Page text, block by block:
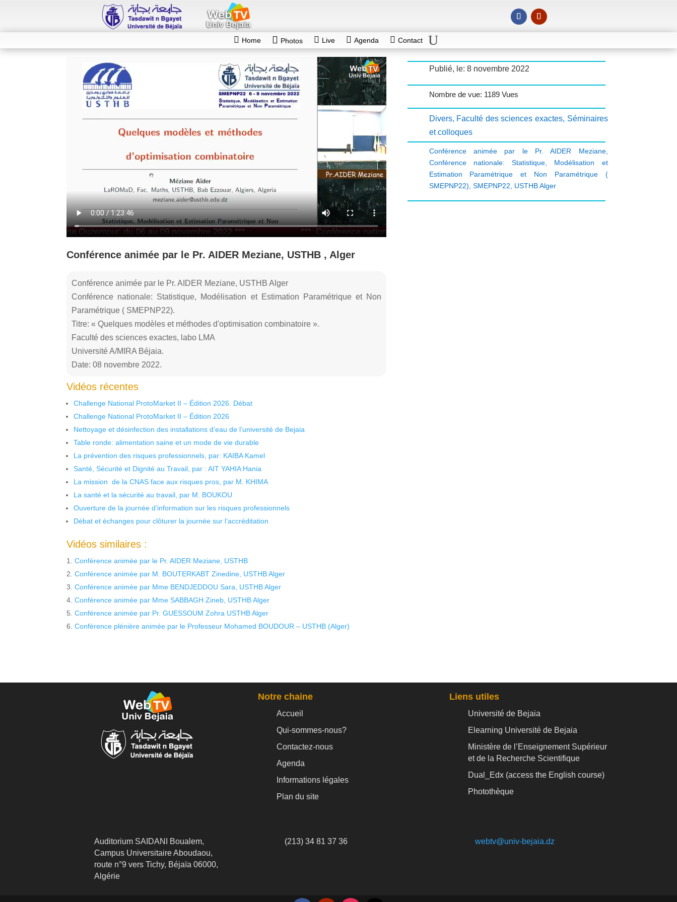
Home Photos Live Agenda Contact
Conférence animée par le Pr. AIDER Meziane, USTHB , Alger
Conférence animée par le Pr. AIDER Meziane, USTHB Alger
Conférence nationale: Statistique, Modélisation et Estimation Paramétrique et Non
Paramétrique ( SMEPNP22).
Titre: « Quelques modèles et méthodes d'optimisation combinatoire ».
Faculté des sciences exactes, labo LMA
Université A/MIRA Béjaia.
Date: 08 novembre 2022.
Vidéos récentes
Challenge National ProtoMarket II – Édition 2026. Débat
Challenge National ProtoMarket II – Édition 2026
Nettoyage et désinfection des installations d’eau de l’université de Bejaia
Table ronde: alimentation saine et un mode de vie durable
La prévention des risques professionnels, par: KAIBA Kamel
Santé, Sécurité et Dignité au Travail, par : AIT YAHIA Hania
La mission de la CNAS face aux risques pros, par M. KHIMA
La santé et la sécurité au travail, par M. BOUKOU
Ouverture de la journée d’information sur les risques professionnels
Débat et échanges pour clôturer la journée sur l’accréditation
Vidéos similaires :
Conférence animée par le Pr. AIDER Meziane, USTHB
Conférence animée par M. BOUTERKABT Zinedine, USTHB Alger
Conférence animée par Mme BENDJEDDOU Sara, USTHB Alger
Conférence animée par Mme SABBAGH Zineb, USTHB Alger
Conférence animée par Pr. GUESSOUM Zohra USTHB Alger
Conférence plénière animée par le Professeur Mohamed BOUDOUR – USTHB (Alger)
Publié, le: 8 novembre 2022
Nombre de vue: 1189 Vues
Divers, Faculté des sciences exactes, Séminaires
et colloques
Conférence animée par le Pr. AIDER Meziane,
Conférence nationale: Statistique, Modélisation et
Estimation Paramétrique et Non Paramétrique (
SMEPNP22), SMEPNP22, USTHB Alger
Notre chaine
Accueil
Qui-sommes-nous?
Contactez-nous
Agenda
Informations légales
Plan du site
Liens utiles
Université de Bejaia
Elearning Université de Bejaia
Ministère de l’Enseignement Supérieur
et de la Recherche Scientifique
Dual_Edx (access the English course)
Photothèque
Auditorium SAIDANI Boualem,
Campus Universitaire Aboudaou,
route n°9 vers Tichy, Béjaïa 06000,
Algérie
(213) 34 81 37 36 webtv@univ-bejaia.dz